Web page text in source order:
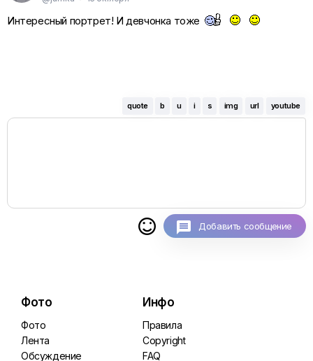
Интересный портрет! И девчонка тоже
quote b u i s img url youtube
 Добавить сообщение
Фото
Фото
Лента
Обсуждение
Инфо
Правила
Copyright
FAQ